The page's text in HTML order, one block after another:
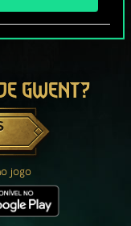
GWENT?
jogo